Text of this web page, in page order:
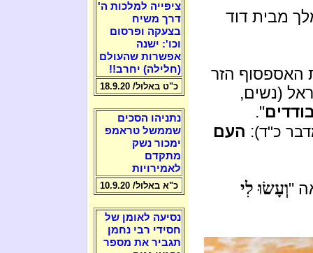
מבית דוד
הזר
(נשים,
".
כ"ד): העם
"וְעָשׂוּ לִי
ציפייה למלכות ה'
דרך משיח
בצעקה ופרסום
וכו': ישנה
אפשרות שהעולם
(חלילה) יחרב!!
כ"ט באלול/ 18.9.20
נתניהו הסכים
שממשל טראמפ
ימכור נשק
מתקדם
לאמירויות
כ"א באלול/ 10.9.20
נסיעה לאומן של
חסידי רבי נחמן
תגביר את מספר